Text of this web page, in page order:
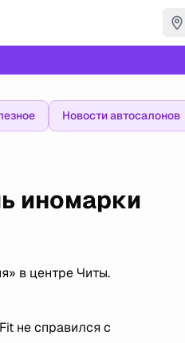
Новости автосалонов
иномарки
в центре Читы.
не справился с